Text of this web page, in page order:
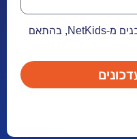
אני מאשר/ת קבלת עדכונים ותכנים מ-NetKids, בהתאם